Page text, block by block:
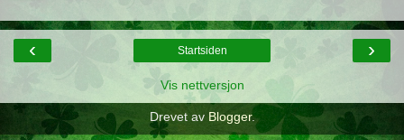
‹ ›
Startsiden
Vis nettversjon
Drevet av Blogger.